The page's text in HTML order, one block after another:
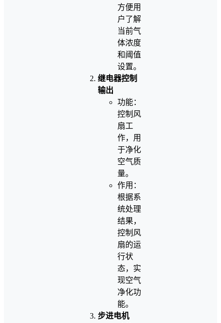
方便用
户了解
当前气
体浓度
和阈值
设置。
继电器控制
输出
功能：
控制风
扇工
作，用
于净化
空气质
量。
作用：
根据系
统处理
结果，
控制风
扇的运
行状
态，实
现空气
净化功
能。
步进电机